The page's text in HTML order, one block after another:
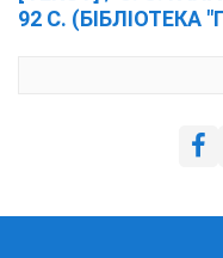
92 С. (БІБЛІОТЕКА